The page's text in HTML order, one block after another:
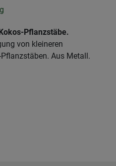
Pflanzstäbe.
von kleineren
Aus Metall.